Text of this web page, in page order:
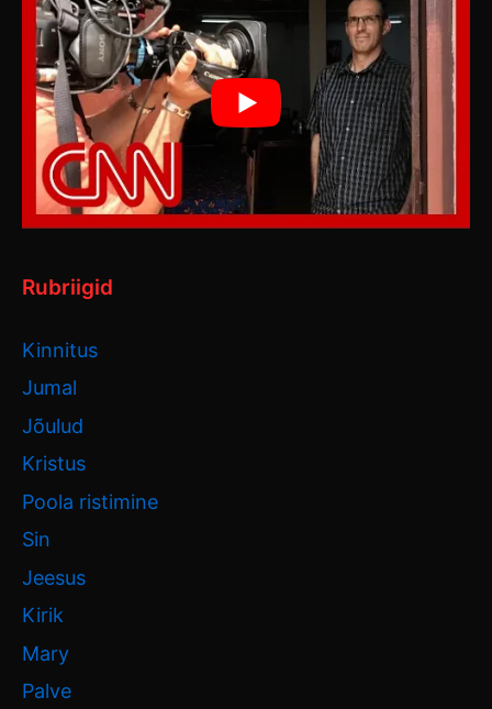
Rubriigid
Kinnitus
Jumal
Jõulud
Kristus
Poola ristimine
Sin
Jeesus
Kirik
Mary
Palve